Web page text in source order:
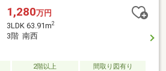
1,280万円
3LDK 63.91m2
3階 南西
2階以上 間取り図有り